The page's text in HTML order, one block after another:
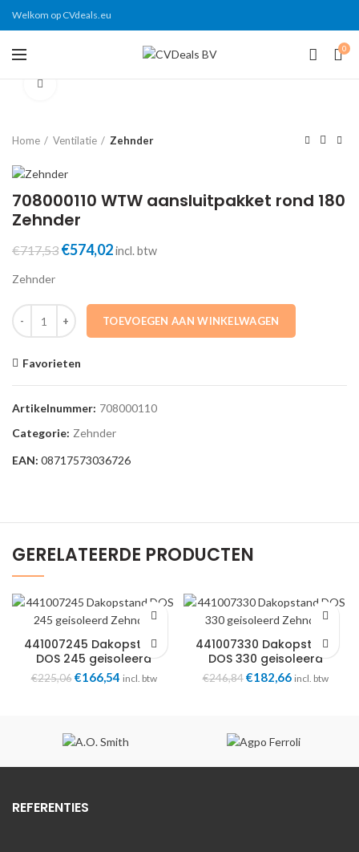
Welkom op CVdeals.eu
0
Home Ventilatie Zehnder
708000110 WTW aansluitpakket rond 180
Zehnder
€717,53 Oorspronkelijke
€717,53.
€574,02Huidige
€574,02.
incl. btw
Zehnder
708000110 WTW aansluitpakket rond 180 Zehnder aantal
TOEVOEGEN AAN WINKELWAGEN
Favorieten
Artikelnummer: 708000110
Categorie: Zehnder
EAN: 08717573036726
GERELATEERDE PRODUCTEN
441007245 Dakopstand
DOS 245 geisoleerd
Zehnder
€225,06 Oorspronkelijke
€166,54 Huidige
incl. btw
441007330 Dakopstand
DOS 330 geisoleerd
Zehnder
€246,84 Oorspronkelijke
€182,66Huidige
incl. btw
REFERENTIES